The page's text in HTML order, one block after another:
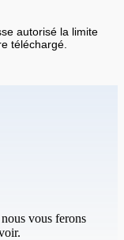
autorisé la limite
téléchargé.
vous ferons